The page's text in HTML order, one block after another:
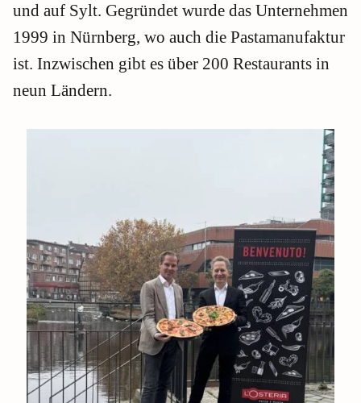
und auf Sylt. Gegründet wurde das Unternehmen
1999 in Nürnberg, wo auch die Pastamanufaktur
ist. Inzwischen gibt es über 200 Restaurants in
neun Ländern.